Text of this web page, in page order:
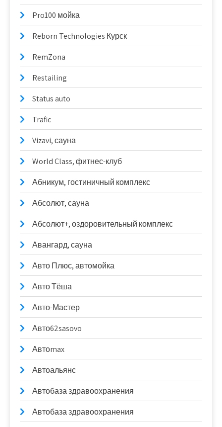
Pro100 мойка
Reborn Technologies Курск
RemZona
Restailing
Status auto
Trafic
Vizavi, сауна
World Class, фитнес-клуб
Абникум, гостиничный комплекс
Абсолют, сауна
Абсолют+, оздоровительный комплекс
Авангард, сауна
Авто Плюс, автомойка
Авто Тёша
Авто-Мастер
Авто62sasovo
Автоmax
Автоальянс
Автобаза здравоохранения
Автобаза здравоохранения